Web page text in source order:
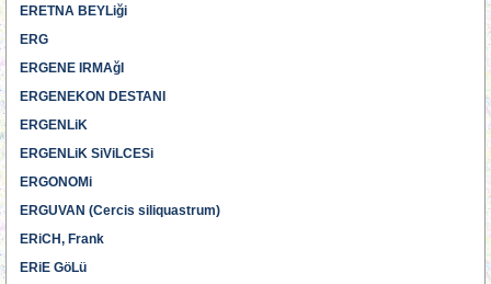
ERETNA BEYLiği
ERG
ERGENE IRMAğI
ERGENEKON DESTANI
ERGENLiK
ERGENLiK SiViLCESi
ERGONOMi
ERGUVAN (Cercis siliquastrum)
ERiCH, Frank
ERiE GöLü